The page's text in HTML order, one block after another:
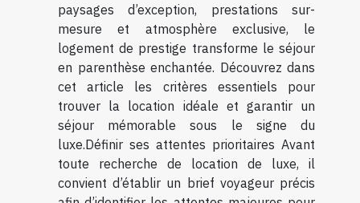
paysages d’exception, prestations sur-
mesure et atmosphère exclusive, le
logement de prestige transforme le séjour
en parenthèse enchantée. Découvrez dans
cet article les critères essentiels pour
trouver la location idéale et garantir un
séjour mémorable sous le signe du
luxe.Définir ses attentes prioritaires Avant
toute recherche de location de luxe, il
convient d’établir un brief voyageur précis